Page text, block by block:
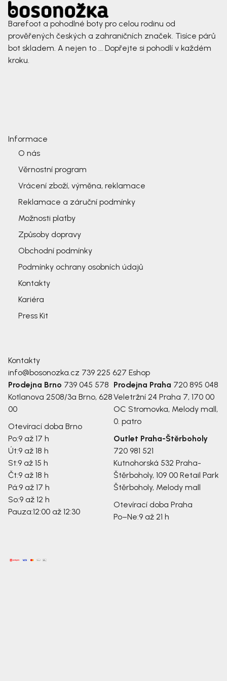
Barefoot a pohodlné boty pro celou rodinu od
prověřených českých a zahraničních značek. Tisíce párů
bot skladem. A nejen to ... Dopřejte si pohodlí v každém
kroku.
Informace
O nás
Věrnostní program
Vrácení zboží, výměna, reklamace
Reklamace a záruční podmínky
Možnosti platby
Způsoby dopravy
Obchodní podmínky
Podmínky ochrany osobních údajů
Kontakty
Kariéra
Press Kit
Kontakty
info@bosonozka.cz 739 225 627 Eshop
Prodejna Brno 739 045 578
Kotlanova 2508/3a Brno, 628
00
Otevírací doba Brno
Po:9 až 17 h
Út:9 až 18 h
St:9 až 15 h
Čt:9 až 18 h
Pá:9 až 17 h
So:9 až 12 h
Pauza:12:00 až 12:30
Prodejna Praha 720 895 048
Veletržní 24 Praha 7, 170 00
OC Stromovka, Melody mall,
0. patro
Outlet Praha-Štěrboholy
720 981 521
Kutnohorská 532 Praha-
Štěrboholy, 109 00 Retail Park
Štěrboholy, Melody mall
Otevírací doba Praha
Po–Ne:9 až 21 h